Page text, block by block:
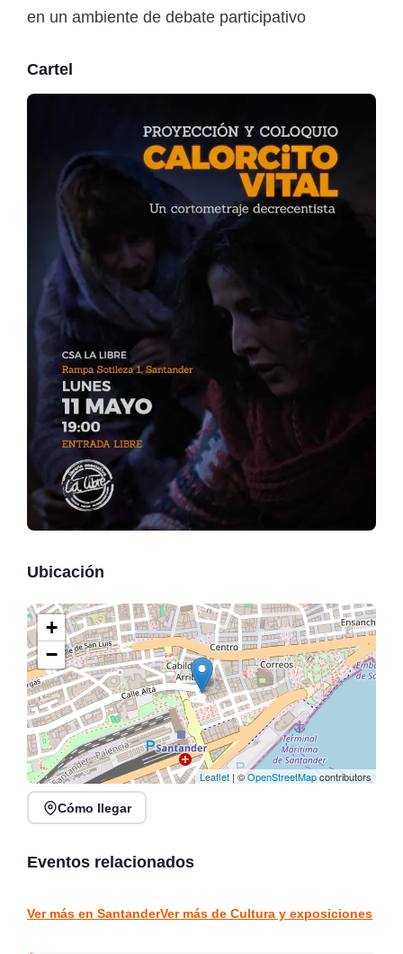
en un ambiente de debate participativo
Cartel
Ubicación
+
−
Leaflet | ©OpenStreetMapcontributors
Cómo llegar
Eventos relacionados
Exposición Recuerdos
Museo Marqués de
Valdecilla
Solares
Ver más en SantanderVer más de Cultura y exposiciones